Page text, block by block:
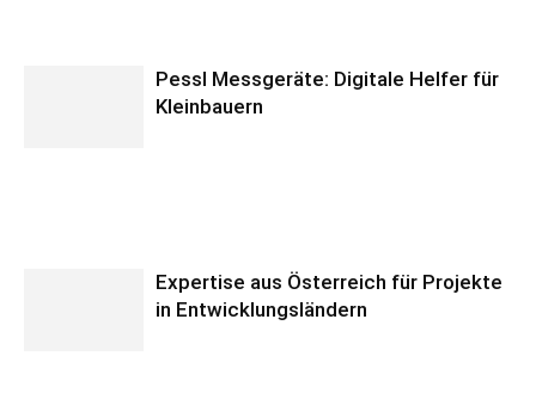
Pessl Messgeräte: Digitale Helfer für
Kleinbauern
Expertise aus Österreich für Projekte
in Entwicklungsländern